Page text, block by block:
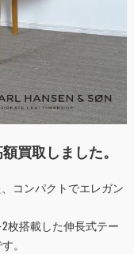
買取しました。
コンパクトでエレガン
2枚搭載した伸長式テー
。